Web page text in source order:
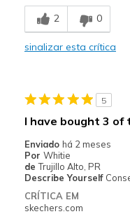
2 0
sinalizar esta crítica
5
I have bought 3 of
Enviado há 2 meses
Por Whitie
de Trujillo Alto, PR
Describe Yourself
CRÍTICA EM
skechers.com